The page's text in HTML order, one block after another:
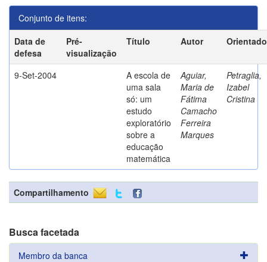
Conjunto de itens:
Data de
defesa
Pré-
visualização
Título Autor
9-Set-2004
A escola de
uma sala
só: um
estudo
exploratório
sobre a
educação
matemática
Aguiar,
Maria de
Fátima
Camacho
Ferreira
Marques
Petraglia,
Izabel
Cristina
Compartilhamento
Busca facetada
Membro da banca